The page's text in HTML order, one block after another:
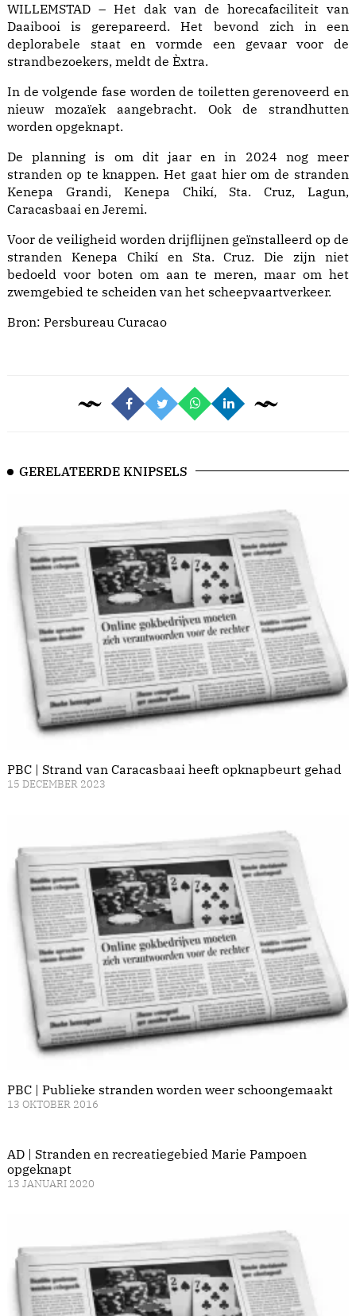
WILLEMSTAD – Het dak van de horecafaciliteit van
Daaibooi is gerepareerd. Het bevond zich in een
deplorabele staat en vormde een gevaar voor de
strandbezoekers, meldt de Èxtra.
In de volgende fase worden de toiletten gerenoveerd en
nieuw mozaïek aangebracht. Ook de strandhutten
worden opgeknapt.
De planning is om dit jaar en in 2024 nog meer
stranden op te knappen. Het gaat hier om de stranden
Kenepa Grandi, Kenepa Chikí, Sta. Cruz, Lagun,
Caracasbaai en Jeremi.
Voor de veiligheid worden drijflijnen geïnstalleerd op de
stranden Kenepa Chikí en Sta. Cruz. Die zijn niet
bedoeld voor boten om aan te meren, maar om het
zwemgebied te scheiden van het scheepvaartverkeer.
Bron: Persbureau Curacao
GERELATEERDE KNIPSELS
PBC | Strand van Caracasbaai heeft opknapbeurt gehad
15 DECEMBER 2023
PBC | Publieke stranden worden weer schoongemaakt
13 OKTOBER 2016
AD | Stranden en recreatiegebied Marie Pampoen
opgeknapt
13 JANUARI 2020